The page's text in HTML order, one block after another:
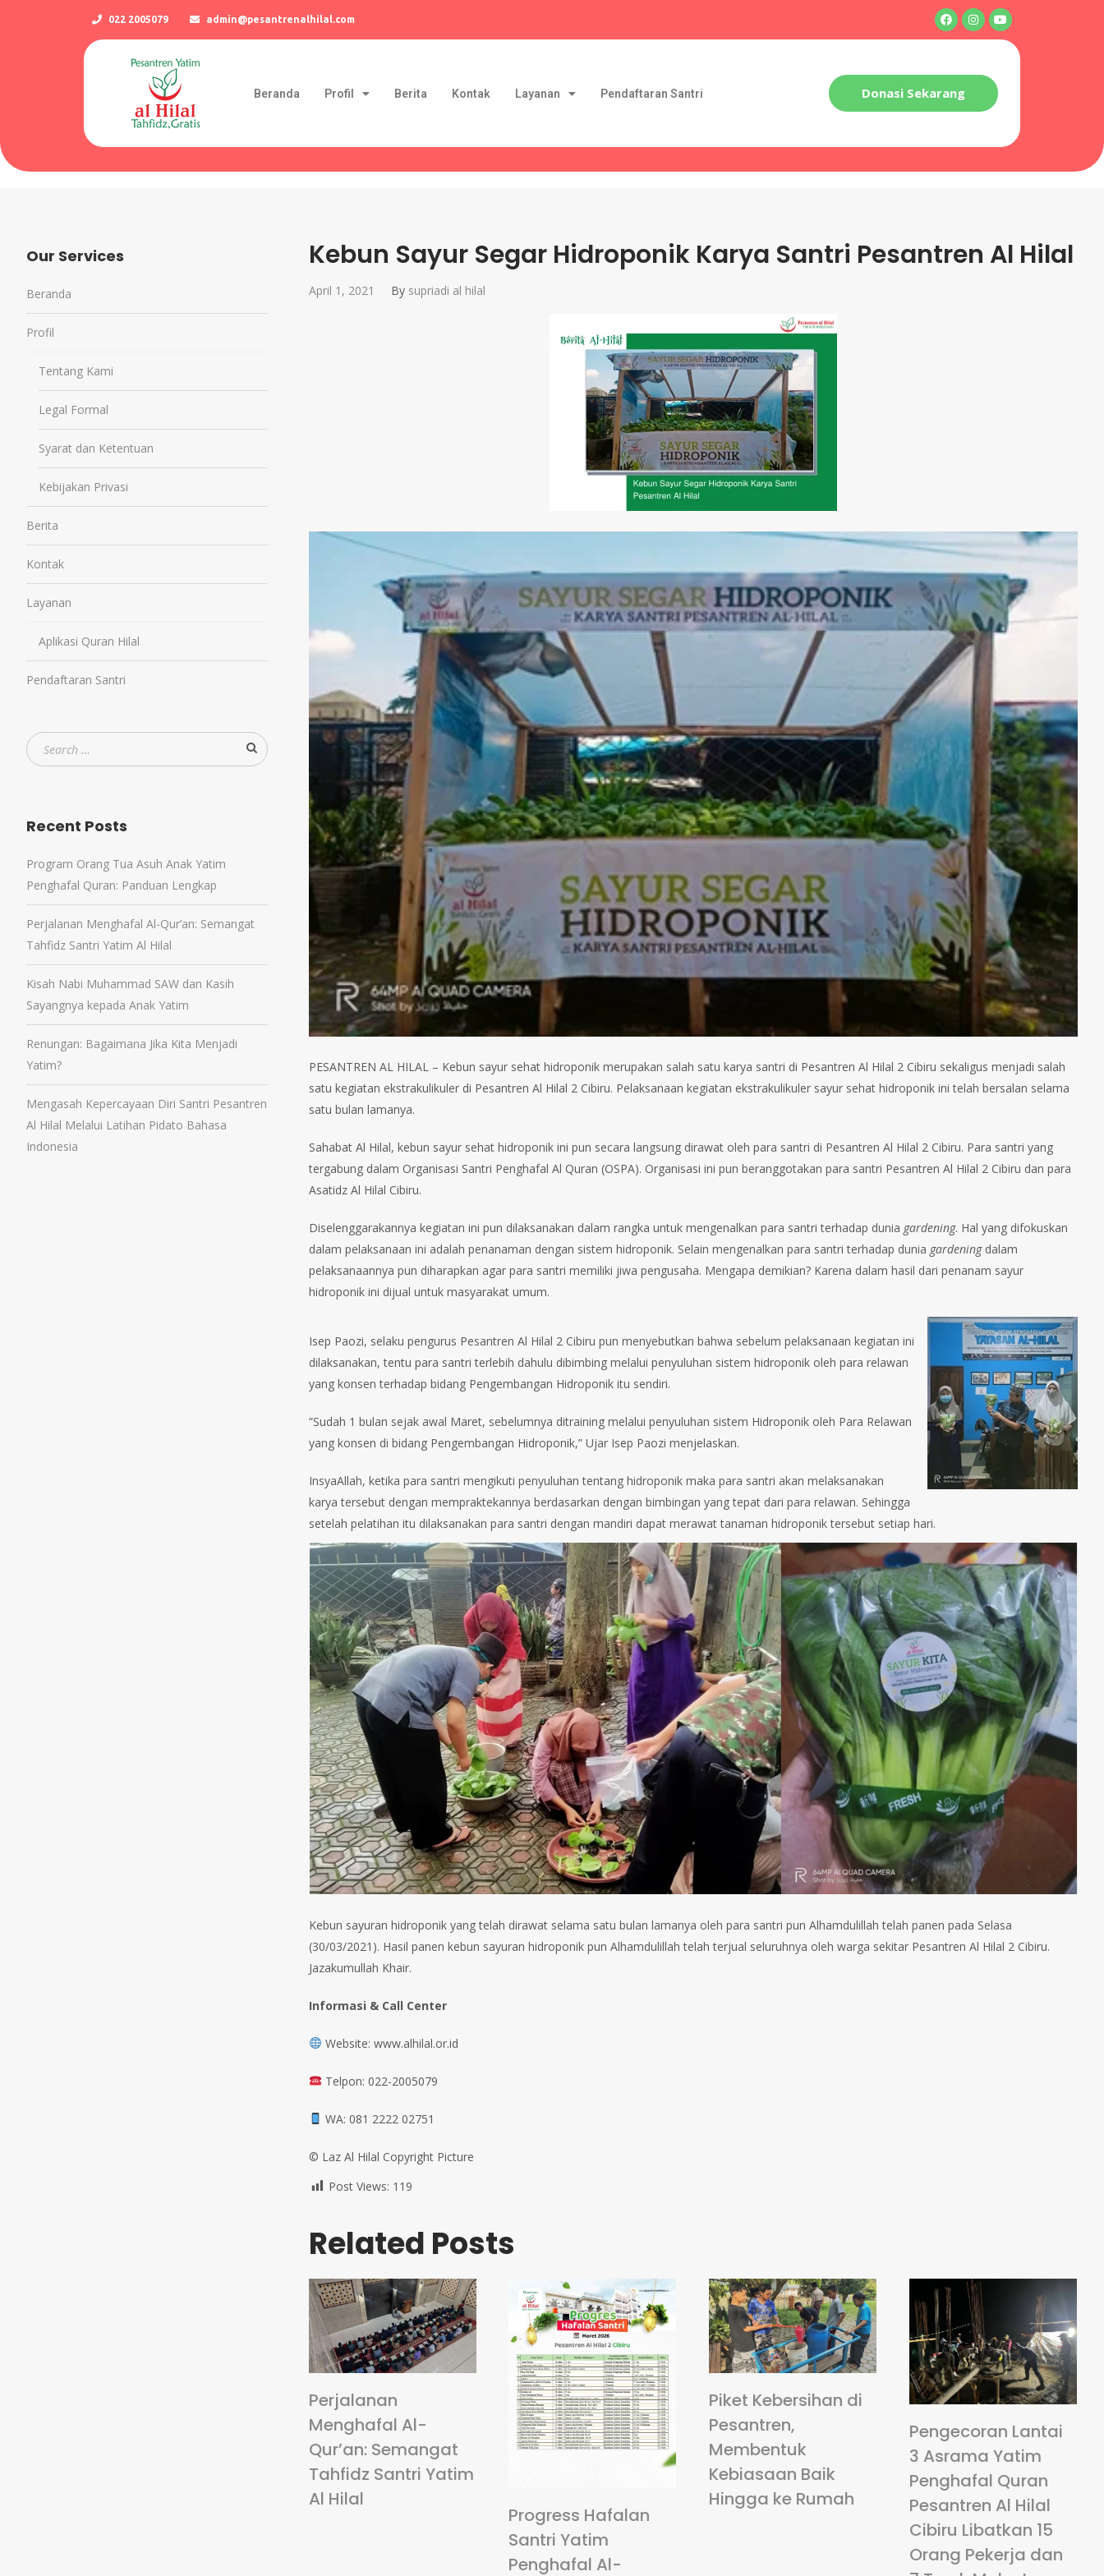
022 2005079 admin@pesantrenalhilal.com
Beranda Profil Berita Kontak Layanan Pendaftaran Santri Donasi Sekarang
Kebun Sayur Segar Hidroponik Karya Santri Pesantren Al Hilal
April 1, 2021 By supriadi al hilal
PESANTREN AL HILAL – Kebun sayur sehat hidroponik merupakan salah satu karya santri di Pesantren Al Hilal 2 Cibiru sekaligus menjadi salah
satu kegiatan ekstrakulikuler di Pesantren Al Hilal 2 Cibiru. Pelaksanaan kegiatan ekstrakulikuler sayur sehat hidroponik ini telah bersalan selama
satu bulan lamanya.
Sahabat Al Hilal, kebun sayur sehat hidroponik ini pun secara langsung dirawat oleh para santri di Pesantren Al Hilal 2 Cibiru. Para santri yang
tergabung dalam Organisasi Santri Penghafal Al Quran (OSPA). Organisasi ini pun beranggotakan para santri Pesantren Al Hilal 2 Cibiru dan para
Asatidz Al Hilal Cibiru.
Diselenggarakannya kegiatan ini pun dilaksanakan dalam rangka untuk mengenalkan para santri terhadap dunia gardening. Hal yang difokuskan
dalam pelaksanaan ini adalah penanaman dengan sistem hidroponik. Selain mengenalkan para santri terhadap dunia gardeningdalam
pelaksanaannya pun diharapkan agar para santri memiliki jiwa pengusaha. Mengapa demikian? Karena dalam hasil dari penanam sayur
hidroponik ini dijual untuk masyarakat umum.
Isep Paozi, selaku pengurus Pesantren Al Hilal 2 Cibiru pun menyebutkan bahwa sebelum pelaksanaan kegiatan ini
dilaksanakan, tentu para santri terlebih dahulu dibimbing melalui penyuluhan sistem hidroponik oleh para relawan
yang konsen terhadap bidang Pengembangan Hidroponik itu sendiri.
”Sudah 1 bulan sejak awal Maret, sebelumnya ditraining melalui penyuluhan sistem Hidroponik oleh Para Relawan
yang konsen di bidang Pengembangan Hidroponik,” Ujar Isep Paozi menjelaskan.
InsyaAllah, ketika para santri mengikuti penyuluhan tentang hidroponik maka para santri akan melaksanakan
karya tersebut dengan mempraktekannya berdasarkan dengan bimbingan yang tepat dari para relawan. Sehingga
setelah pelatihan itu dilaksanakan para santri dengan mandiri dapat merawat tanaman hidroponik tersebut setiap hari.
Kebun sayuran hidroponik yang telah dirawat selama satu bulan lamanya oleh para santri pun Alhamdulillah telah panen pada Selasa
(30/03/2021). Hasil panen kebun sayuran hidroponik pun Alhamdulillah telah terjual seluruhnya oleh warga sekitar Pesantren Al Hilal 2 Cibiru.
Jazakumullah Khair.
Informasi & Call Center
Website: www.alhilal.or.id
Telpon: 022-2005079
WA: 081 2222 02751
©️ Laz Al Hilal Copyright Picture
Post Views: 119
Related Posts
Perjalanan
Menghafal Al-
Qur’an: Semangat
Tahfidz Santri Yatim
Al Hilal
Progress Hafalan
Santri Yatim
Penghafal Al-
Piket Kebersihan di
Pesantren,
Membentuk
Kebiasaan Baik
Hingga ke Rumah
Pengecoran Lantai
3 Asrama Yatim
Penghafal Quran
Pesantren Al Hilal
Cibiru Libatkan 15
Orang Pekerja dan
Our Services
Beranda
Profil
Tentang Kami
Legal Formal
Syarat dan Ketentuan
Kebijakan Privasi
Berita
Kontak
Layanan
Aplikasi Quran Hilal
Pendaftaran Santri
Recent Posts
Program Orang Tua Asuh Anak Yatim
Penghafal Quran: Panduan Lengkap
Perjalanan Menghafal Al-Qur’an: Semangat
Tahfidz Santri Yatim Al Hilal
Kisah Nabi Muhammad SAW dan Kasih
Sayangnya kepada Anak Yatim
Renungan: Bagaimana Jika Kita Menjadi
Yatim?
Mengasah Kepercayaan Diri Santri Pesantren
Al Hilal Melalui Latihan Pidato Bahasa
Indonesia